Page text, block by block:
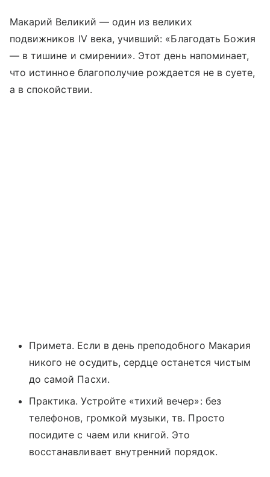
Макарий Великий — один из великих
подвижников IV века, учивший: «Благодать Божия
— в тишине и смирении». Этот день напоминает,
что истинное благополучие рождается не в суете,
а в спокойствии.
Примета. Если в день преподобного Макария
никого не осудить, сердце останется чистым
до самой Пасхи.
Практика. Устройте «тихий вечер»: без
телефонов, громкой музыки, тв. Просто
посидите с чаем или книгой. Это
восстанавливает внутренний порядок.